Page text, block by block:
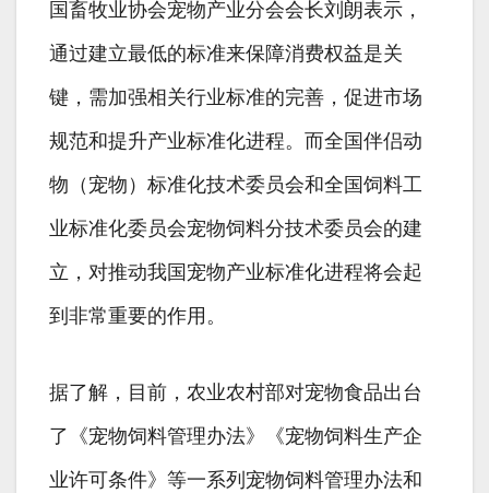
国畜牧业协会宠物产业分会会长刘朗表示，
通过建立最低的标准来保障消费权益是关
键，需加强相关行业标准的完善，促进市场
规范和提升产业标准化进程。而全国伴侣动
物（宠物）标准化技术委员会和全国饲料工
业标准化委员会宠物饲料分技术委员会的建
立，对推动我国宠物产业标准化进程将会起
到非常重要的作用。
据了解，目前，农业农村部对宠物食品出台
了《宠物饲料管理办法》《宠物饲料生产企
业许可条件》等一系列宠物饲料管理办法和